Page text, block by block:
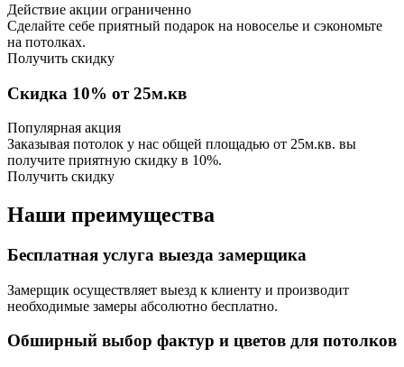
Действие акции ограниченно
Сделайте себе приятный подарок на новоселье и сэкономьте
на потолках.
Получить скидку
Скидка 10% от 25м.кв
Популярная акция
Заказывая потолок у нас общей площадью от 25м.кв. вы
получите приятную скидку в 10%.
Получить скидку
Наши преимущества
Бесплатная услуга выезда замерщика
Замерщик осуществляет выезд к клиенту и производит
необходимые замеры абсолютно бесплатно.
Обширный выбор фактур и цветов для потолков